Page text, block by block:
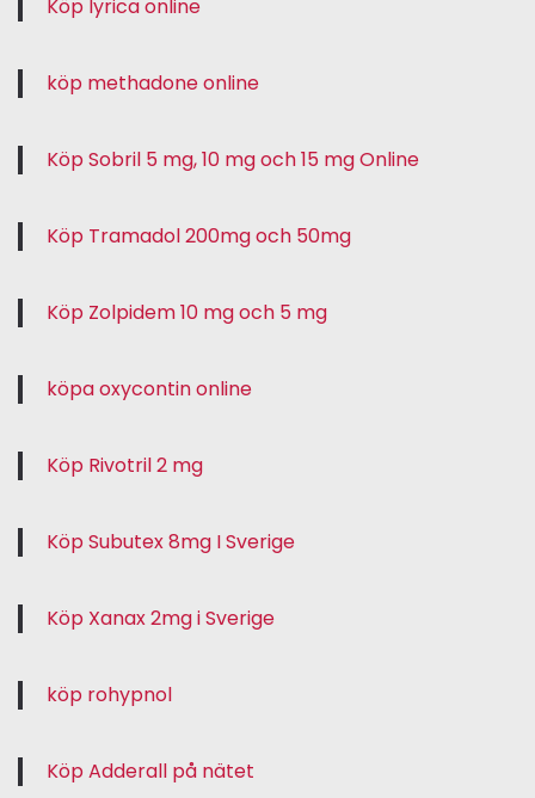
Köp lyrica online
köp methadone online
Köp Sobril 5 mg, 10 mg och 15 mg Online
Köp Tramadol 200mg och 50mg
Köp Zolpidem 10 mg och 5 mg
köpa oxycontin online
Köp Rivotril 2 mg
Köp Subutex 8mg I Sverige
Köp Xanax 2mg i Sverige
köp rohypnol
Köp Adderall på nätet